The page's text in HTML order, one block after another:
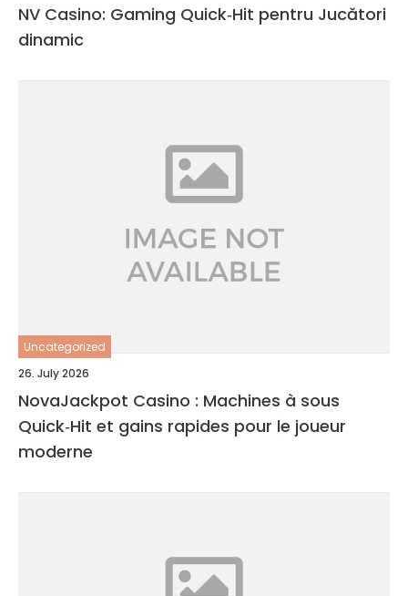
NV Casino: Gaming Quick‑Hit pentru Jucători
dinamic
Uncategorized
26. July 2026
NovaJackpot Casino : Machines à sous
Quick‑Hit et gains rapides pour le joueur
moderne